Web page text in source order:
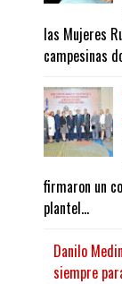
las Mujeres
campesinas
firmaron un
plantel...
Danilo
siempre